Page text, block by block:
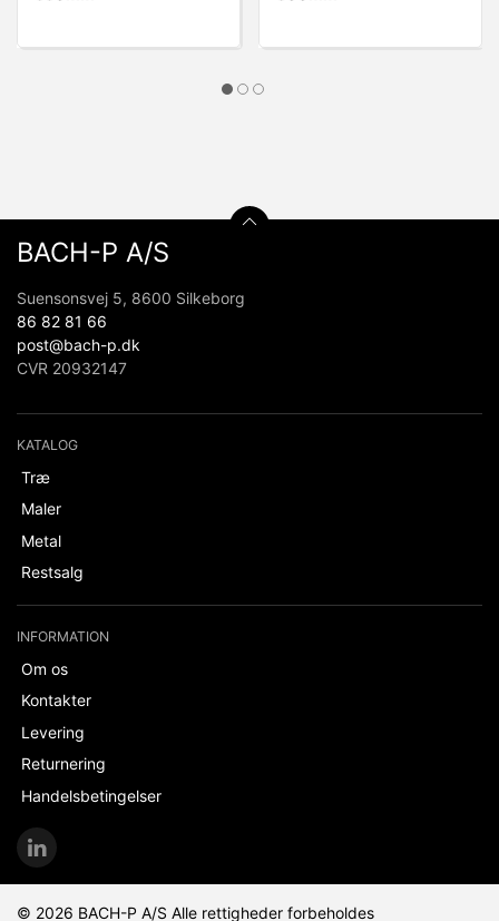
BACH-P A/S
Suensonsvej 5, 8600 Silkeborg
86 82 81 66
post@bach-p.dk
CVR 20932147
KATALOG
Træ
Maler
Metal
Restsalg
INFORMATION
Om os
Kontakter
Levering
Returnering
Handelsbetingelser
© 2026 BACH-P A/S Alle rettigheder forbeholdes